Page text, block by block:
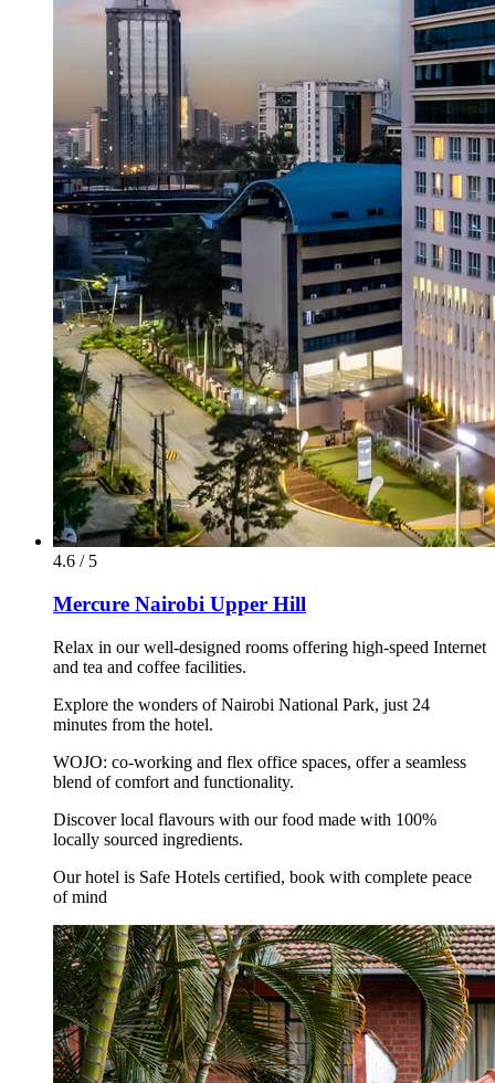
4.6 / 5
Mercure Nairobi Upper Hill
Relax in our well-designed rooms offering high-speed Internet
and tea and coffee facilities.
Explore the wonders of Nairobi National Park, just 24
minutes from the hotel.
WOJO: co-working and flex office spaces, offer a seamless
blend of comfort and functionality.
Discover local flavours with our food made with 100%
locally sourced ingredients.
Our hotel is Safe Hotels certified, book with complete peace
of mind